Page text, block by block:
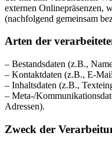
externen Onlinepräsenzen,
(nachfolgend gemeinsam
Arten der
– Bestandsdaten (z.B.,
– Kontaktdaten (z.B., E-
– Inhaltsdaten (z.B.,
– Meta-/
Adressen).
Zweck der